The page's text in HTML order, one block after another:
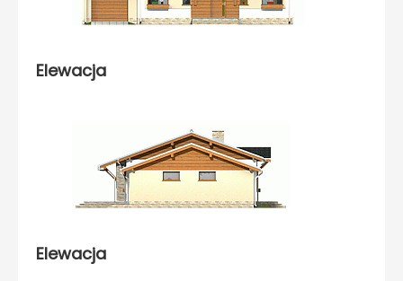
Elewacja
Elewacja